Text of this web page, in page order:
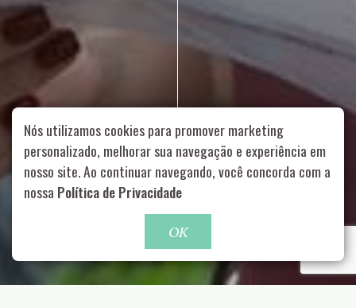
Rua Aurélia, 1714 – Vila Romana, São Paulo – SP | 55 11
99178-5848 | contato@nucleofood.com
Role para continar
Nós utilizamos cookies para promover marketing
personalizado, melhorar sua navegação e experiência em
nosso site. Ao continuar navegando, você concorda com a
nossa Política de Privacidade
OK